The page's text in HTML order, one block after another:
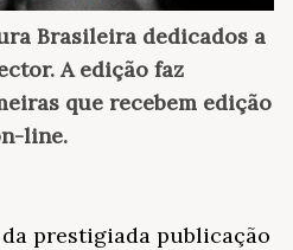
Brasileira dedicados a
A edição faz
que recebem edição
line.
prestigiada publicação